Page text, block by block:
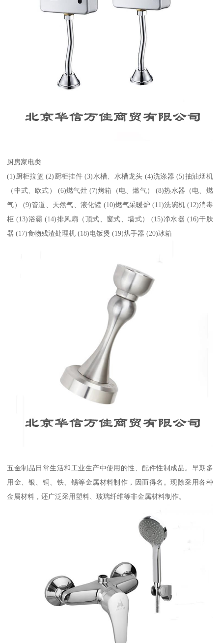
厨房家电类
(1)厨柜拉篮 (2)厨柜挂件 (3)水槽、水槽龙头 (4)洗涤器 (5)抽油烟机
（中式、欧式） (6)燃气灶 (7)烤箱（电、燃气） (8)热水器（电、燃
气） (9)管道、天然气、液化罐 (10)燃气采暖炉 (11)洗碗机 (12)消毒
柜 (13)浴霸 (14)排风扇（顶式、窗式、墙式） (15)净水器 (16)干肤
器 (17)食物残渣处理机 (18)电饭煲 (19)烘手器 (20)冰箱
五金制品日常生活和工业生产中使用的性、配件性制成品。早期多
用金、银、铜、铁、锡等金属材料制作，因而得名。现除采用各种
金属材料，还广泛采用塑料、玻璃纤维等非金属材料制作。